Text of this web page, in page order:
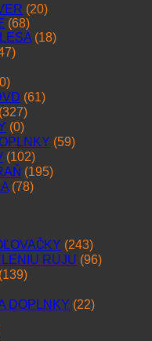
(20)
(68)
(18)
(61)
(327)
(0)
(59)
(102)
(195)
(78)
(243)
RUJU (96)
(139)
DOPLNKY (22)